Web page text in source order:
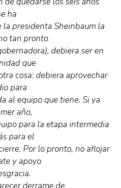
ha
la presidenta Sheinbaum la
tan pronto
debiera ser en
que
cosa: debiera aprovechar
para
al equipo que tiene. Si ya
año,
para la etapa intermedia
para el
Por lo pronto, no aflojar
y apoyo